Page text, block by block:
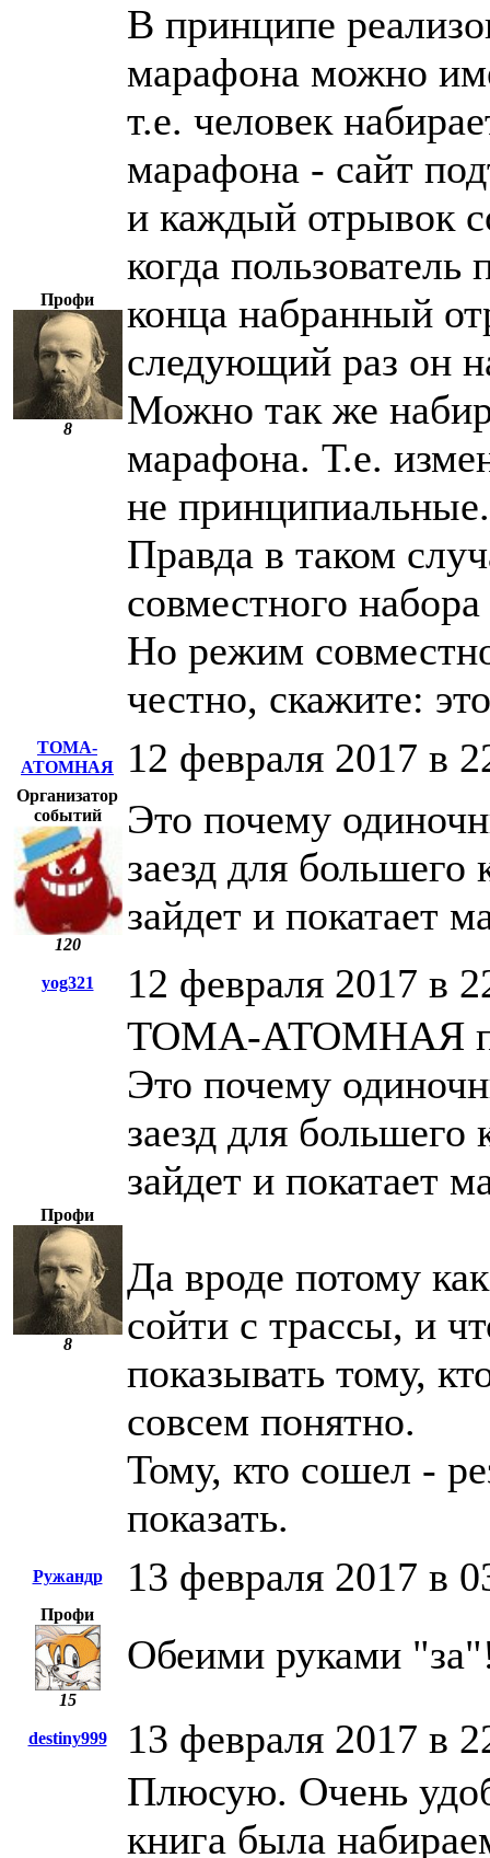
Профи
8
В принципе
марафона можно
т.е. человек
марафона - сайт
и каждый отрывок
когда
конца набранный
следующий раз он
Можно так же
марафона. Т.е.
не принципиальные.
Правда в таком
совместного
Но режим
честно, скажите:
ТОМА-
АТОМНАЯ
12 февраля 2017 в
Организатор
событий
120
Это почему
заезд для большего
зайдет и покатает
yog321 12 февраля 2017 в
Профи
8
ТОМА-АТОМНАЯ
Это почему
заезд для большего
зайдет и покатает
Да вроде потому
сойти с трассы, и
показывать тому,
совсем понятно.
Тому, кто сошел -
показать.
Ружандр 13 февраля 2017 в
Профи
15
Обеими руками
destiny999
13 февраля 2017 в
Плюсую. Очень
книга была